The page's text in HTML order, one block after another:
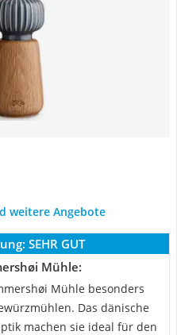
weitere Angebote
SEHR GUT
Mühle:
Mühle besonders
Das dänische
machen sie ideal für den